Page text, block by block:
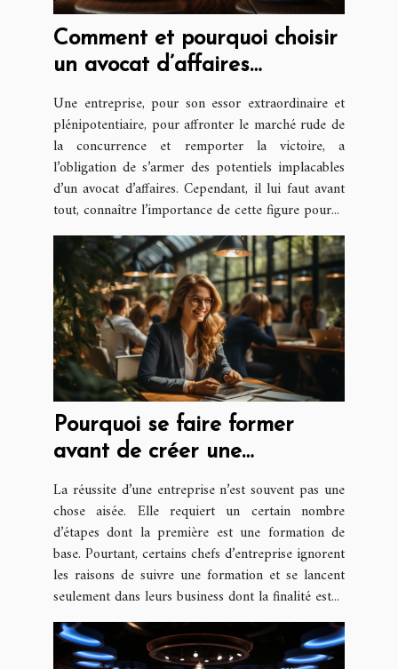
Comment et pourquoi choisir
un avocat d’affaires
Une entreprise, pour son essor extraordinaire et
plénipotentiaire, pour affronter le marché rude de
la concurrence et remporter la victoire, a
l’obligation de s’armer des potentiels implacables
d’un avocat d’affaires. Cependant, il lui faut avant
tout, connaître l’importance de cette figure pour...
Pourquoi se faire former
avant de créer une
entreprise ?
La réussite d’une entreprise n’est souvent pas une
chose aisée. Elle requiert un certain nombre
d’étapes dont la première est une formation de
base. Pourtant, certains chefs d’entreprise ignorent
les raisons de suivre une formation et se lancent
seulement dans leurs business dont la finalité est...